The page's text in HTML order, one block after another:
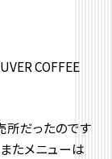
COFFEE
所だったのです
たメニューは